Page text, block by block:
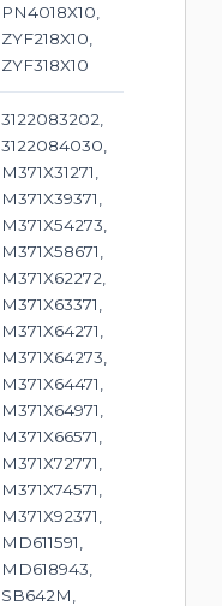
PN4018X10,
ZYF218X10,
ZYF318X10
3122083202,
3122084030,
M371X31271,
M371X39371,
M371X54273,
M371X58671,
M371X62272,
M371X63371,
M371X64271,
M371X64273,
M371X64471,
M371X64971,
M371X66571,
M371X72771,
M371X74571,
M371X92371,
MD611591,
MD618943,
SB642M,